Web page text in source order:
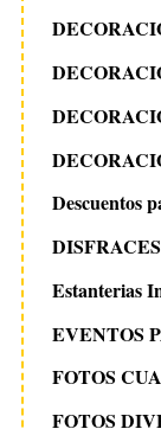
Descuentos
Estanterias
EVENTOS
FOTOS
FOTOS